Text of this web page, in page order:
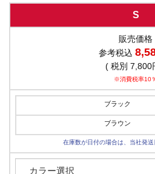
S
販売価格
参考税込
( 税別 7,800
※消費税率10
ブラック
ブラウン
在庫数が日付の場合は、当社発